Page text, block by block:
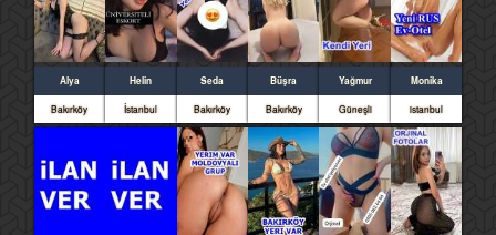
Alya
Bakırköy
Helin
İstanbul
Seda
Bakırköy
Büşra
Bakırköy
Yağmur
Güneşli
Monika
istanbul